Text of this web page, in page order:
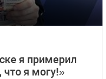
я примерил
что я могу!»